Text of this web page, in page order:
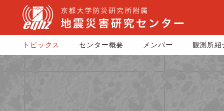
トピックス センター概要 メンバー 観測所紹